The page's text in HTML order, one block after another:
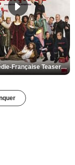
De la Comédie-Française Teaser VF